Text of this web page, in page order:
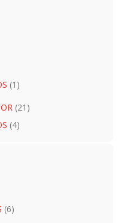
(1)
(21)
(4)
(6)